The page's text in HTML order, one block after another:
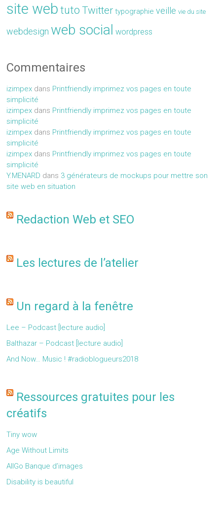
site web tuto Twitter typographie veille vie du site
webdesign web social wordpress
Commentaires
izimpex dans Printfriendly imprimez vos pages en toute
simplicité
izimpex dans Printfriendly imprimez vos pages en toute
simplicité
izimpex dans Printfriendly imprimez vos pages en toute
simplicité
izimpex dans Printfriendly imprimez vos pages en toute
simplicité
Y.MENARD dans 3 générateurs de mockups pour mettre son
site web en situation
Redaction Web et SEO
Les lectures de l’atelier
Un regard à la fenêtre
Lee – Podcast [lecture audio]
Balthazar – Podcast [lecture audio]
And Now… Music ! #radioblogueurs2018
Ressources gratuites pour les
créatifs
Tiny wow
Age Without Limits
AllGo Banque d’images
Disability is beautiful